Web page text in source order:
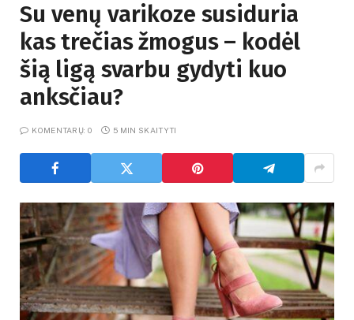
Su venų varikoze susiduria
kas trečias žmogus – kodėl
šią ligą svarbu gydyti kuo
anksčiau?
KOMENTARŲ: 0 5 MIN SKAITYTI